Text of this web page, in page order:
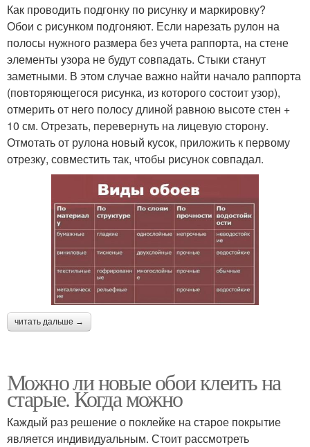
Как проводить подгонку по рисунку и маркировку?
Обои с рисунком подгоняют. Если нарезать рулон на
полосы нужного размера без учета раппорта, на стене
элементы узора не будут совпадать. Стыки станут
заметными. В этом случае важно найти начало раппорта
(повторяющегося рисунка, из которого состоит узор),
отмерить от него полосу длиной равною высоте стен +
10 см. Отрезать, перевернуть на лицевую сторону.
Отмотать от рулона новый кусок, приложить к первому
отрезку, совместить так, чтобы рисунок совпадал.
читать дальше →
Можно ли новые обои клеить на
старые. Когда можно
Каждый раз решение о поклейке на старое покрытие
является индивидуальным. Стоит рассмотреть